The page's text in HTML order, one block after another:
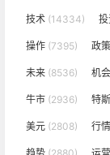
技术 (14334)
操作 (7395) 政策
未来 (8536) 机会
牛市 (2936) 特
美元 (2808) 行情